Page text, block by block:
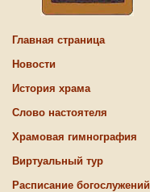
Главная страница
Новости
История храма
Слово настоятеля
Храмовая гимнография
Виртуальный тур
Расписание богослужений